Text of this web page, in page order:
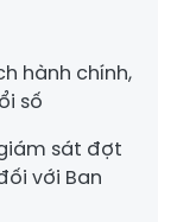
hành chính,
số
sát đợt
với Ban